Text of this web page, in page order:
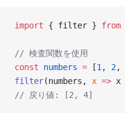
import { filter } from
// 検査関数を使用
const numbers = [1 , 2,
filter(numbers, x => x
// 戻り値: [2, 4]